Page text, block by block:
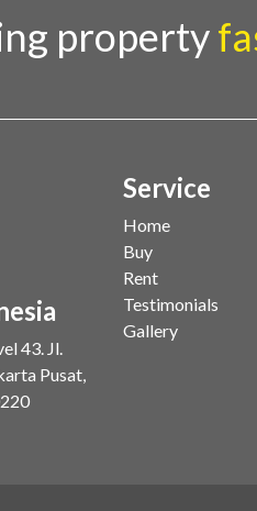
property
43. Jl.
Pusat,
Service
Home
Buy
Rent
Testimonials
Gallery